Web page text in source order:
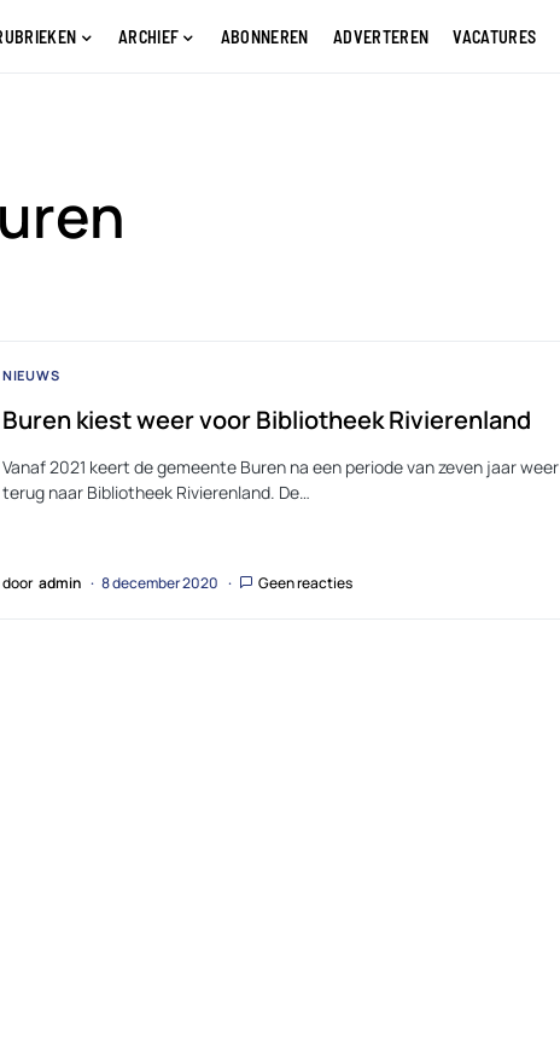
ARCHIEF ABONNEREN ADVERTEREN VACATURES
NIEUWS
Buren kiest weer voor Bibliotheek Rivierenland
Vanaf 2021 keert de gemeente Buren na een periode van zeven jaar weer
terug naar Bibliotheek Rivierenland. De…
door admin 8 december 2020 Geen reacties